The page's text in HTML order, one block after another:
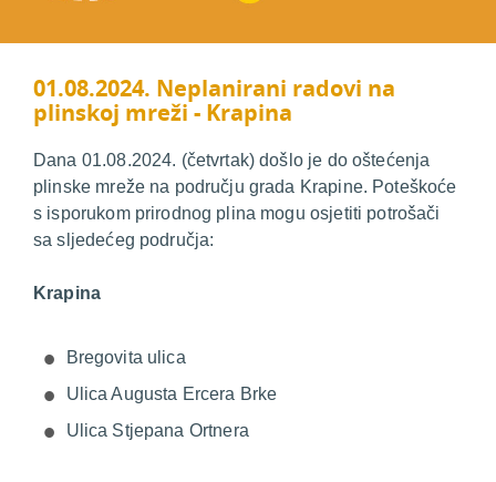
01.08.2024. Neplanirani radovi na
plinskoj mreži - Krapina
Dana 01.08.2024. (četvrtak) došlo je do oštećenja
plinske mreže na području grada Krapine. Poteškoće
s isporukom prirodnog plina mogu osjetiti potrošači
sa sljedećeg područja:
Krapina
Bregovita ulica
Ulica Augusta Ercera Brke
Ulica Stjepana Ortnera